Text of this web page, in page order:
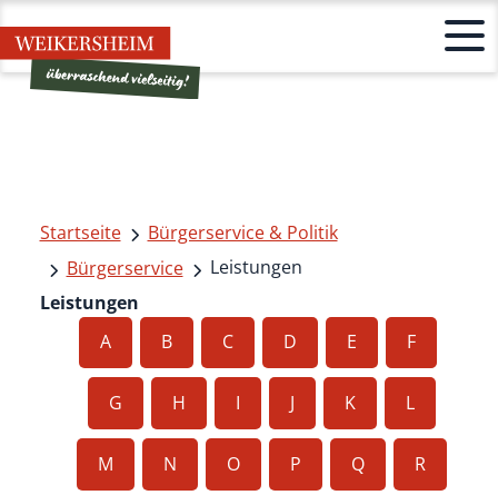
Startseite
Bürgerservice & Politik
Bürgerservice
Leistungen
Leistungen
A
B C D E F
G H I J K L
M N O P Q R